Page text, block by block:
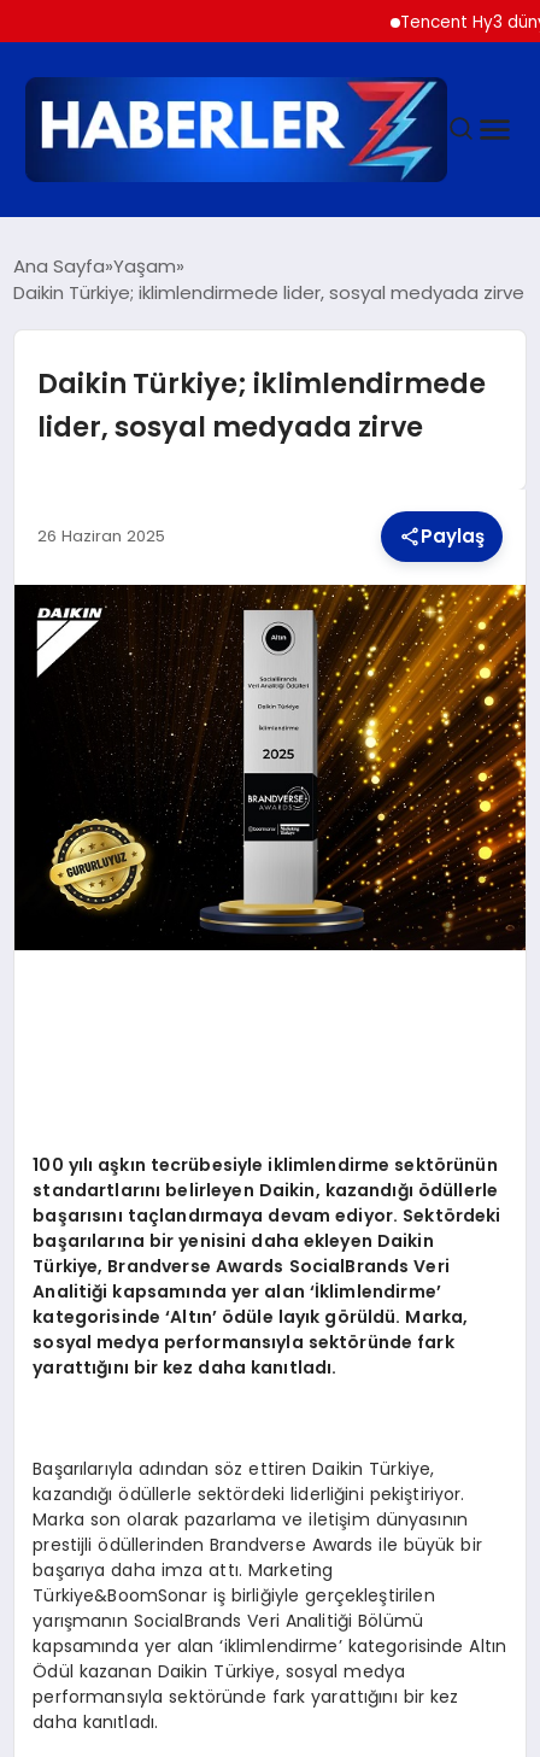
Tencent Hy3 dünya
DÜNYA
SPOR
TEKNOLOJI
MAGAZIN
Ana Sayfa Yaşam
Daikin Türkiye; iklimlendirmede lider, sosyal medyada zirve
Daikin Türkiye; iklimlendirmede
lider, sosyal medyada zirve
26 Haziran 2025 Paylaş
100 yılı aşkın tecrübesiyle iklimlendirme sektörünün
standartlarını belirleyen Daikin, kazandığı ödüllerle
başarısını taçlandırmaya devam ediyor. Sektördeki
başarılarına bir yenisini daha ekleyen Daikin
Türkiye, Brandverse Awards SocialBrands Veri
Analitiği kapsamında yer alan ‘İklimlendirme’
kategorisinde‘Altın’ ödüle layık görüldü. Marka,
sosyal medya performansıyla sektöründe fark
yarattığını bir kez daha kanıtladı.
Başarılarıyla adından söz ettiren Daikin Türkiye,
kazandığı ödüllerle sektördeki liderliğini pekiştiriyor.
Marka son olarak pazarlama ve iletişim dünyasının
prestijli ödüllerinden Brandverse Awards ile büyük bir
başarıya daha imza attı. Marketing
Türkiye&BoomSonar iş birliğiyle gerçekleştirilen
yarışmanın SocialBrands Veri Analitiği Bölümü
kapsamında yer alan ‘iklimlendirme’ kategorisinde Altın
Ödül kazanan Daikin Türkiye, sosyal medya
performansıyla sektöründe fark yarattığını bir kez
daha kanıtladı.